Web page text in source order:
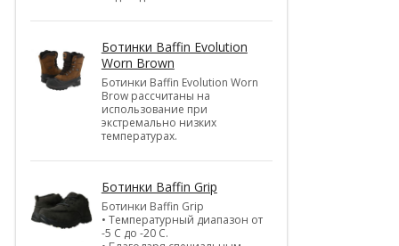
Ботинки Baffin Evolution
Worn Brown
Ботинки Baffin Evolution Worn
Brow рассчитаны на
использование при
экстремально низких
температурах.
Ботинки Baffin Grip
Ботинки Baffin Grip
• Температурный диапазон от
-5 С до -20 С.